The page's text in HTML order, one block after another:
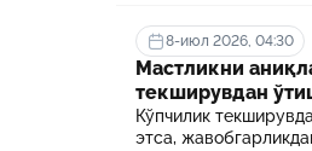
минималлаштириш
коррупцияга оид
харитаси
8-июл 2026, 04:30
Мастликни
текширувдан
этса нима
Кўпчилик
этса,